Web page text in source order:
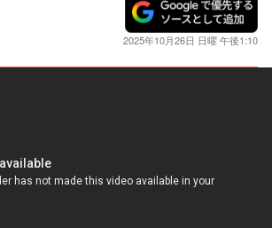
2025年10月26日 日曜 午後1:10